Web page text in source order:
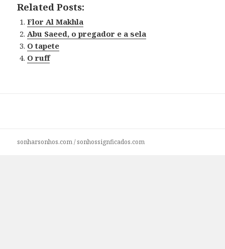
Related Posts:
Flor Al Makhla
Abu Saeed, o pregador e a sela
O tapete
O ruff
sonharsonhos.com/sonhossignficados.com